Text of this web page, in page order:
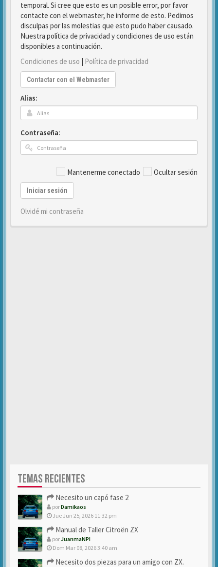
temporal. Si cree que esto es un posible error, por favor
contacte con el webmaster, he informe de esto. Pedimos
disculpas por las molestias que esto pudo haber causado.
Nuestra política de privacidad y condiciones de uso están
disponibles a continuación.
Condiciones de uso | Política de privacidad
Contactar con el Webmaster
Alias:
Contraseña:
Mantenerme conectado Ocultar sesión
Iniciar sesión
Olvidé mi contraseña
TEMAS RECIENTES
Necesito un capó fase 2
porDamikaos
Jue Jun 25, 2026 11:32 pm
Manual de Taller Citroën ZX
porJuanmaNPI
Dom Mar 08, 2026 3:40 am
Necesito dos piezas para un amigo con ZX.